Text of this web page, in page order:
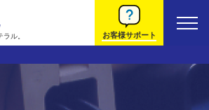
ル。 お客様サポート